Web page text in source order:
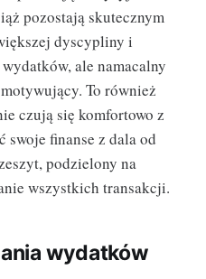
pozostają skutecznym
dyscypliny i
ale namacalny
To również
czują się komfortowo z
finanse z dala od
podzielony na
wszystkich transakcji.
wydatków